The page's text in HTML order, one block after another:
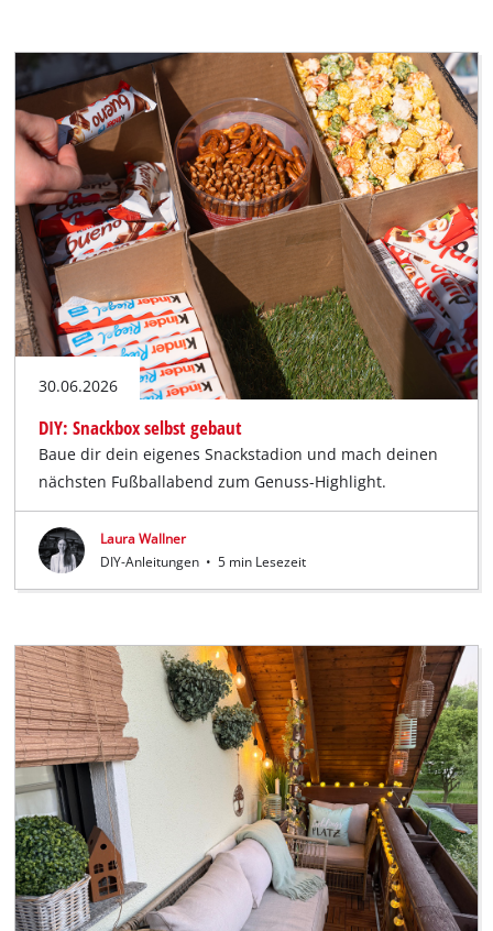
30.06.2026
DIY: Snackbox selbst gebaut
Baue dir dein eigenes Snackstadion und mach deinen
nächsten Fußballabend zum Genuss-Highlight.
Laura Wallner
DIY-Anleitungen • 5 min Lesezeit